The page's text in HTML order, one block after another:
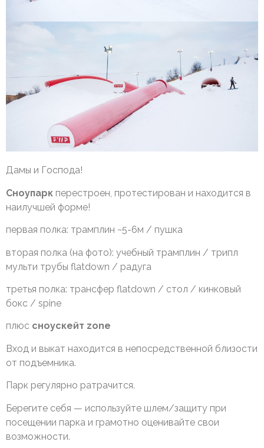
Дамы и Господа!
Сноупарк перестроен, протестирован и находится в
наилучшей форме!
первая полка: трамплин ~5-6м / пушка
вторая полка (на фото): учебный трамплин / трипл
мульти трубы flatdown / радуга
третья полка: трансфер flatdown / стол / кинковый
бокс / spine
плюс сноускейт zone
Вход и выкат находится в непосредственной близости
от подъемника.
Парк регулярно ратрачится.
Берегите себя — используйте шлем/защиту при
посещении парка и грамотно оценивайте свои
возможности.